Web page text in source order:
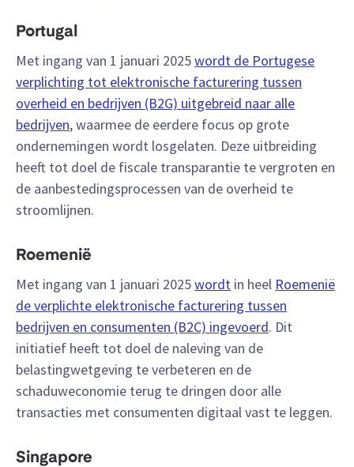
Portugal
Met ingang van 1 januari 2025wordt de Portugese
verplichting tot elektronische facturering tussen
overheid en bedrijven (B2G) uitgebreid naar alle
bedrijven, waarmee de eerdere focus op grote
ondernemingen wordt losgelaten. Deze uitbreiding
heeft tot doel de fiscale transparantie te vergroten en
de aanbestedingsprocessen van de overheid te
stroomlijnen.
Roemenië
Met ingang van 1 januari 2025wordt in heel Roemenië
de verplichte elektronische facturering tussen
bedrijven en consumenten (B2C) ingevoerd. Dit
initiatief heeft tot doel de naleving van de
belastingwetgeving te verbeteren en de
schaduweconomie terug te dringen door alle
transacties met consumenten digitaal vast te leggen.
Singapore